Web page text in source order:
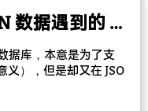
在 MongoDB 查询 JSON 数据遇到的 bug
据库，本意是为了支
义），但是却又在 JSO